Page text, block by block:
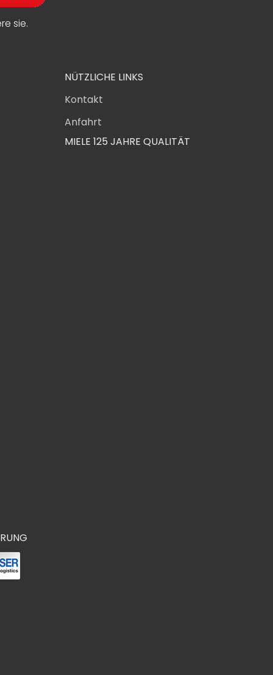
sie.
NÜTZLICHE LINKS
Kontakt
Anfahrt
MIELE 125 JAHRE QUALITÄT